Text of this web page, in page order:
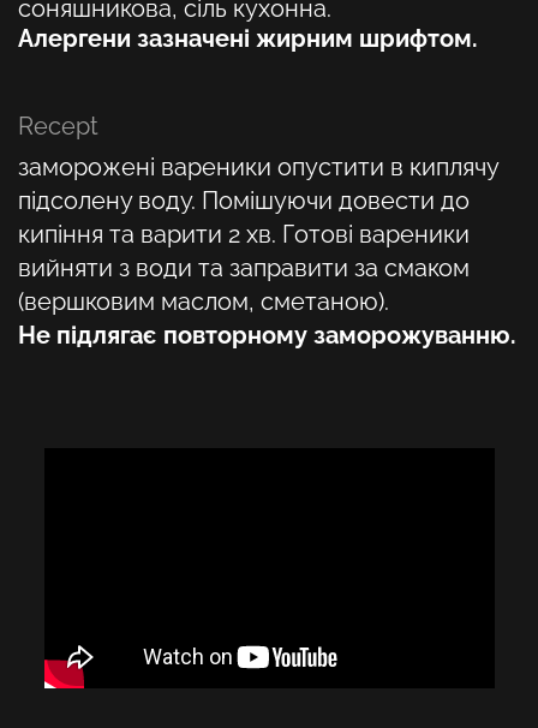
соняшникова, сіль кухонна.
Алергени зазначені жирним шрифтом.
Recept
заморожені вареники опустити в киплячу
підсолену воду. Помішуючи довести до
кипіння та варити 2 хв. Готові вареники
вийняти з води та заправити за смаком
(вершковим маслом, сметаною).
Не підлягає повторному заморожуванню.